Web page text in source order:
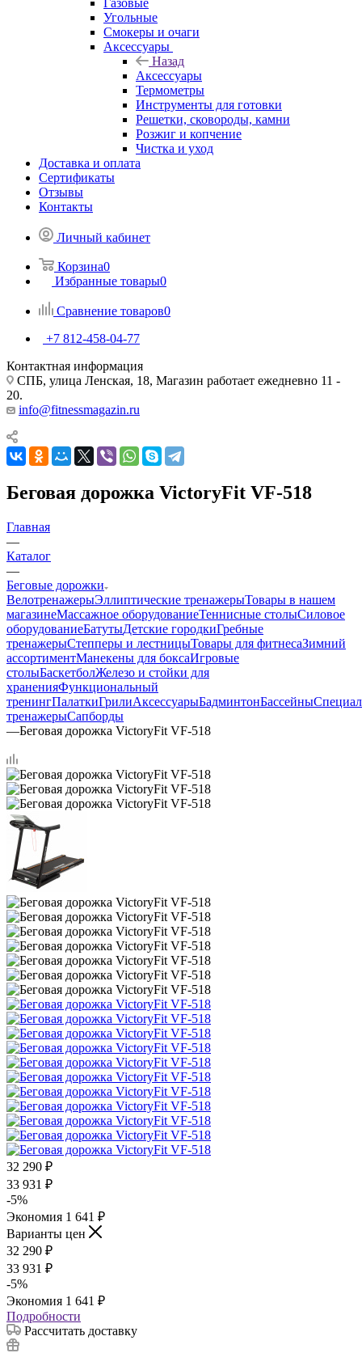
Газовые
Угольные
Смокеры и очаги
Аксессуары
Назад
Аксессуары
Термометры
Инструменты для готовки
Решетки, сковороды, камни
Розжиг и копчение
Чистка и уход
Доставка и оплата
Сертификаты
Отзывы
Контакты
Личный кабинет
Корзина0
Избранные товары0
Сравнение товаров0
+7 812-458-04-77
Контактная информация
СПБ, улица Ленская, 18, Магазин работает ежедневно 11 -
20.
info@fitnessmagazin.ru
Беговая дорожка VictoryFit VF-518
Главная
—
Каталог
—
Беговые дорожки
ВелотренажерыЭллиптические тренажерыТовары в нашем
магазинеМассажное оборудованиеТеннисные столыСиловое
оборудованиеБатутыДетские городкиГребные
тренажерыСтепперы и лестницыТовары для фитнесаЗимний
ассортиментМанекены для боксаИгровые
столыБаскетболЖелезо и стойки для
храненияФункциональный
тренингПалаткиГрилиАксессуарыБадминтонБассейны
тренажерыСапборды
—Беговая дорожка VictoryFit VF-518
32 290 ₽
33 931 ₽
-5%
Экономия 1 641 ₽
Варианты цен
32 290 ₽
33 931 ₽
-5%
Экономия 1 641 ₽
Подробности
Рассчитать доставку